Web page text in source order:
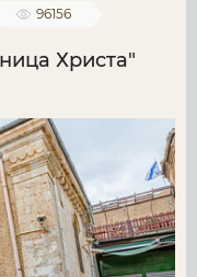
96156
Христа"